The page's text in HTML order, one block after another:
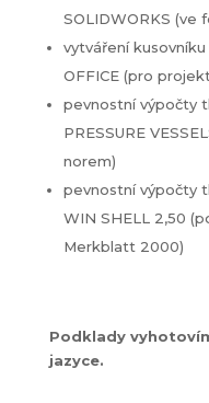
SOLIDWORKS (ve
vytváření kusovníku
OFFICE (pro
pevnostní výpočty
PRESSURE
norem)
pevnostní výpočty
WIN SHELL 2,50
Merkblatt 2000)
Podklady
jazyce.